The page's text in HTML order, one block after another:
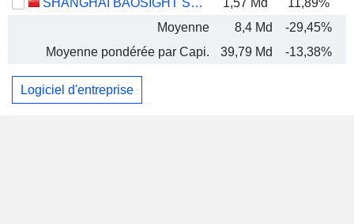
SHANGHAI BAOSIGHT SOFTWARE CO.,LTD.
1,57 Md 11,89%
Moyenne
8,4 Md -29,45%
Moyenne pondérée par Capi.
39,79 Md -13,38%
Logiciel d'entreprise